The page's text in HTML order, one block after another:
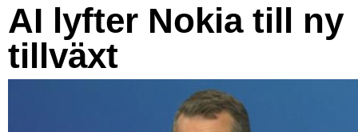
AI lyfter Nokia till ny
tillväxt